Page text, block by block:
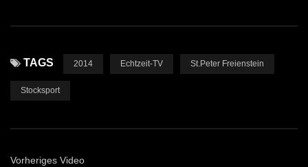
TAGS 2014 Echtzeit-TV St.Peter Freienstein
Stocksport
Vorheriges Video